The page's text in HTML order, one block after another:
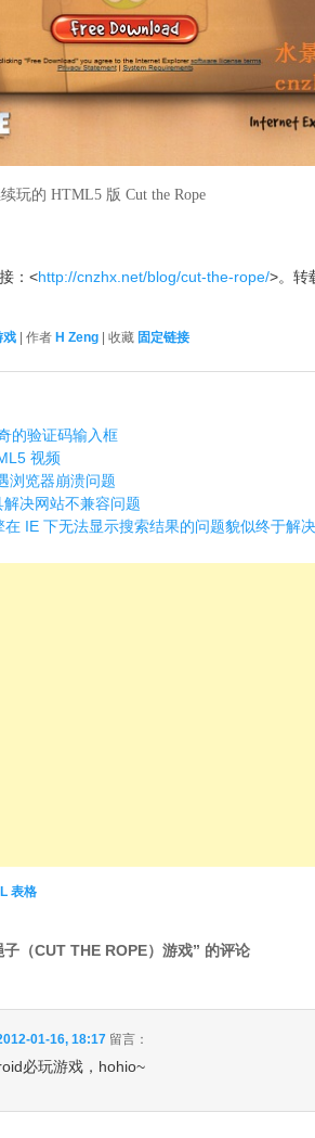
玩的 HTML5 版 Cut the Rope
：<http://cnzhx.net/blog/cut-the-rope/>。转
戏 | 作者 H Zeng | 收藏 固定链接
的验证码输入框
视频
浏览器崩溃问题
决网站不兼容问题
IE 下无法显示搜索结果的问题貌似终于解
表格
（CUT THE ROPE）游戏” 的评论
01-16, 18:17 留言：
必玩游戏，hohio~